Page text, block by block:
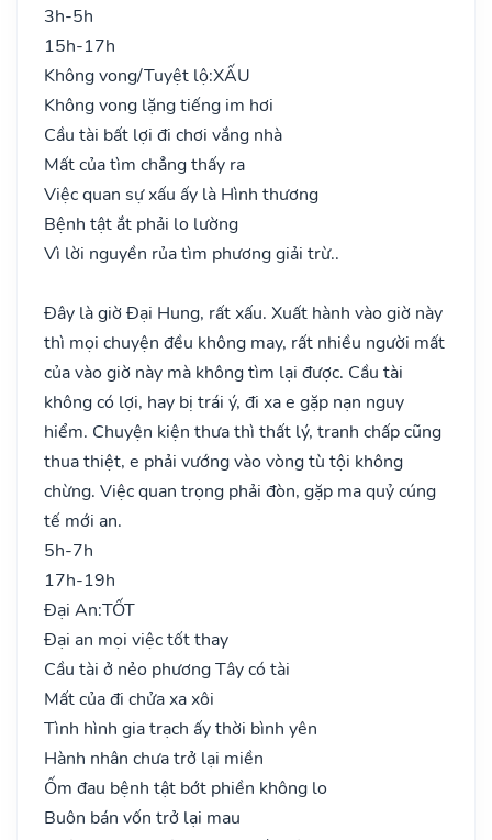
3h-5h
15h-17h
Không vong/Tuyệt lộ:XẤU
Không vong lặng tiếng im hơi
Cầu tài bất lợi đi chơi vắng nhà
Mất của tìm chẳng thấy ra
Việc quan sự xấu ấy là Hình thương
Bệnh tật ắt phải lo lường
Vì lời nguyền rủa tìm phương giải trừ..
Đây là giờ Đại Hung, rất xấu. Xuất hành vào giờ này
thì mọi chuyện đều không may, rất nhiều người mất
của vào giờ này mà không tìm lại được. Cầu tài
không có lợi, hay bị trái ý, đi xa e gặp nạn nguy
hiểm. Chuyện kiện thưa thì thất lý, tranh chấp cũng
thua thiệt, e phải vướng vào vòng tù tội không
chừng. Việc quan trọng phải đòn, gặp ma quỷ cúng
tế mới an.
5h-7h
17h-19h
Đại An:TỐT
Đại an mọi việc tốt thay
Cầu tài ở nẻo phương Tây có tài
Mất của đi chửa xa xôi
Tình hình gia trạch ấy thời bình yên
Hành nhân chưa trở lại miền
Ốm đau bệnh tật bớt phiền không lo
Buôn bán vốn trở lại mau